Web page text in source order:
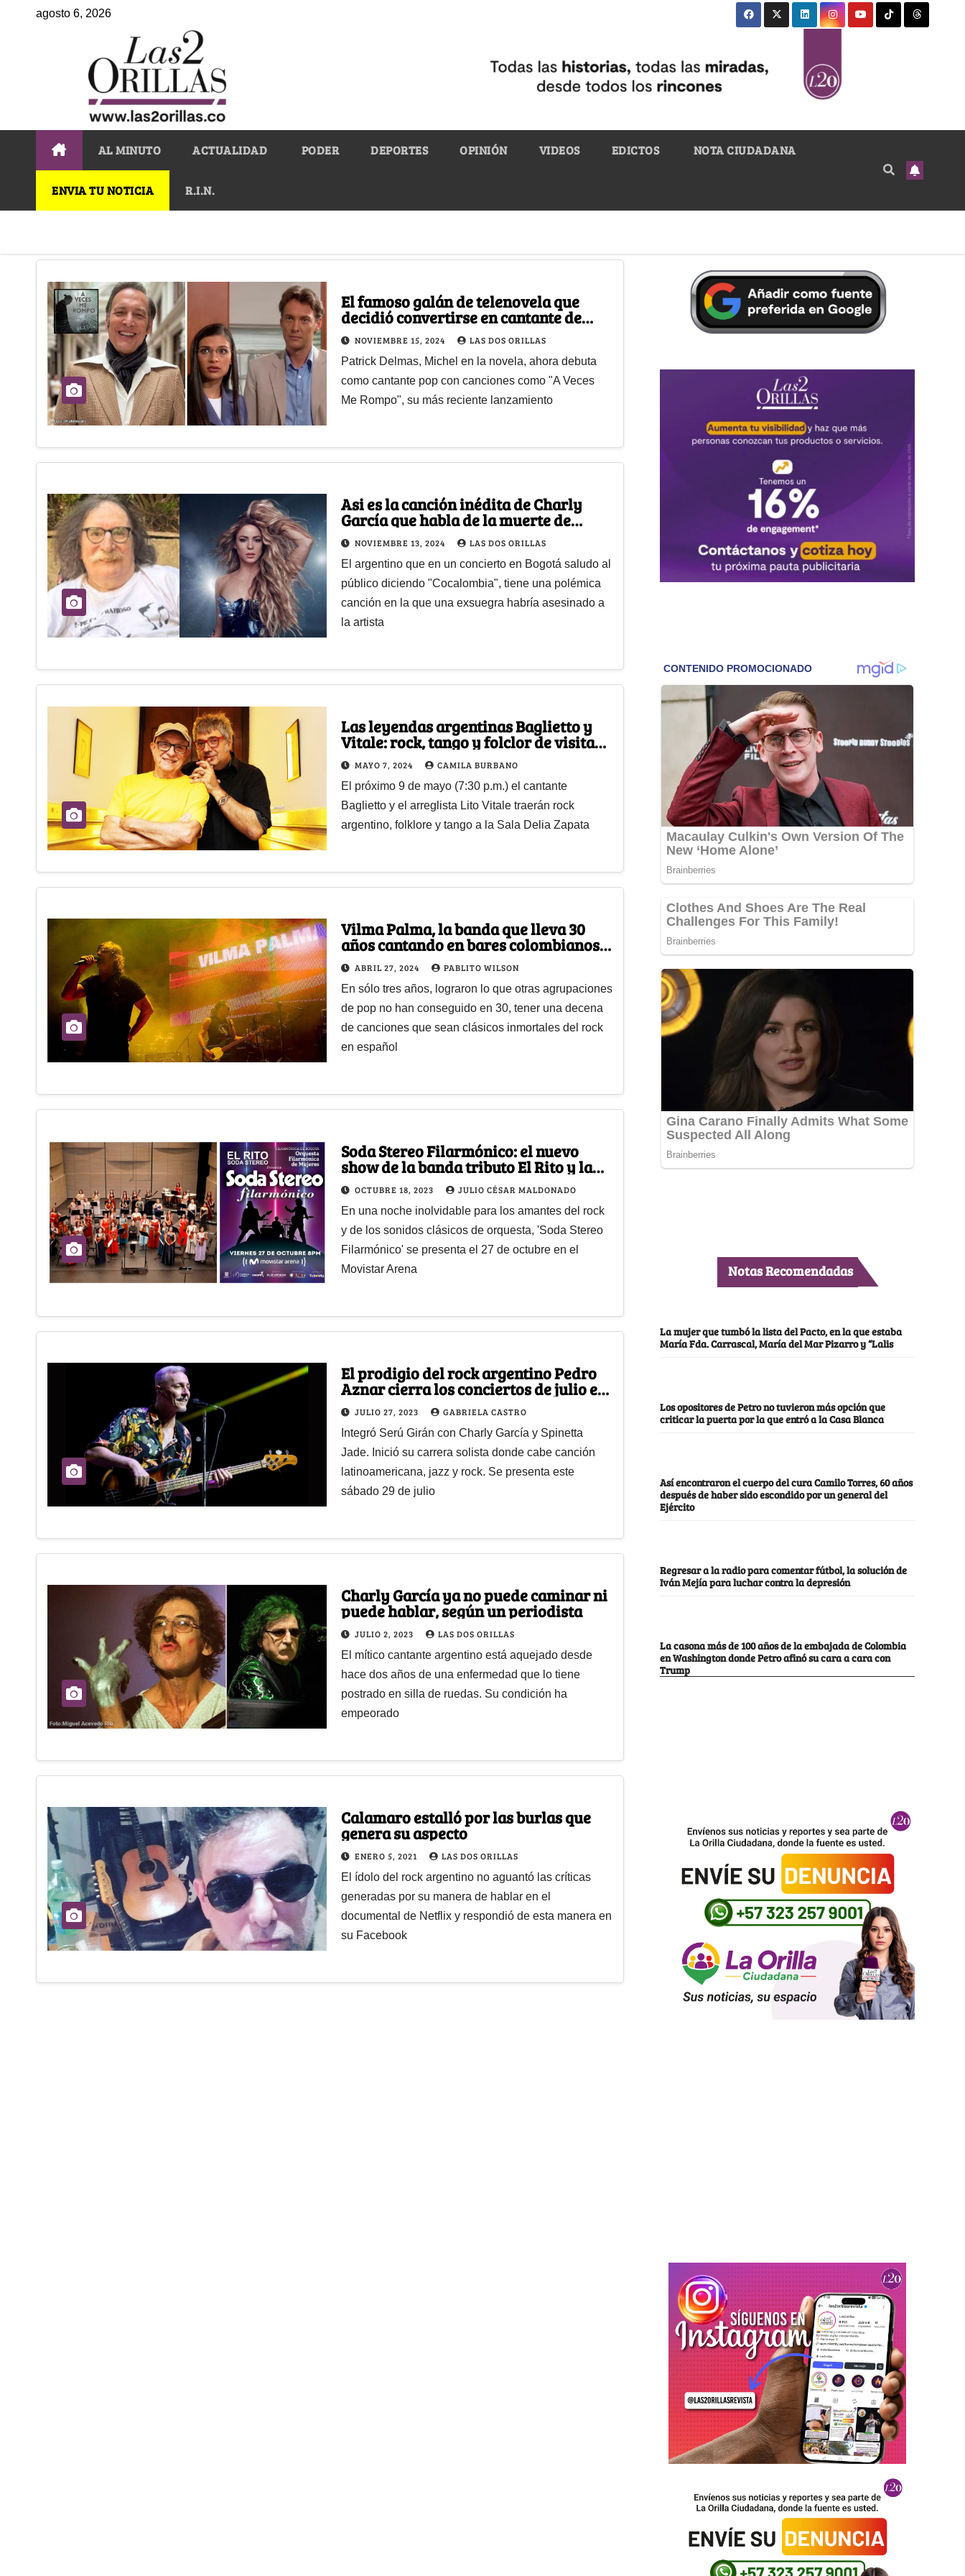
agosto 6, 2026
AL MINUTO ACTUALIDAD PODER DEPORTES OPINIÓN VIDEOS EDICTOS NOTA CIUDADANA
ENVIA TU NOTICIA R.I.N.
El famoso galán de telenovela que
decidió convertirse en cantante de
baladas; actuó en Betty la fea
NOVIEMBRE 15, 2024 LAS DOS ORILLAS
Patrick Delmas, Michel en la novela, ahora debuta
como cantante pop con canciones como "A Veces
Me Rompo", su más reciente lanzamiento
Asi es la canción inédita de Charly
García que habla de la muerte de
Shakira
NOVIEMBRE 13, 2024 LAS DOS ORILLAS
El argentino que en un concierto en Bogotá saludo al
público diciendo "Cocalombia", tiene una polémica
canción en la que una exsuegra habría asesinado a
la artista
Las leyendas argentinas Baglietto y
Vitale: rock, tango y folclor de visita
en el Delia
MAYO 7, 2024 CAMILA BURBANO
El próximo 9 de mayo (7:30 p.m.) el cantante
Baglietto y el arreglista Lito Vitale traerán rock
argentino, folklore y tango a la Sala Delia Zapata
Vilma Palma, la banda que lleva 30
años cantando en bares colombianos y
ahora llenará el Movistar Arena
ABRIL 27, 2024 PABLITO WILSON
En sólo tres años, lograron lo que otras agrupaciones
de pop no han conseguido en 30, tener una decena
de canciones que sean clásicos inmortales del rock
en español
Soda Stereo Filarmónico: el nuevo
show de la banda tributo El Rito y la
Orquesta Filarmónica de Mujeres
OCTUBRE 18, 2023 JULIO CÉSAR MALDONADO
En una noche inolvidable para los amantes del rock
y de los sonidos clásicos de orquesta, 'Soda Stereo
Filarmónico' se presenta el 27 de octubre en el
Movistar Arena
El prodigio del rock argentino Pedro
Aznar cierra los conciertos de julio en
el Teatro Colsubsidio
JULIO 27, 2023 GABRIELA CASTRO
Integró Serú Girán con Charly García y Spinetta
Jade. Inició su carrera solista donde cabe canción
latinoamericana, jazz y rock. Se presenta este
sábado 29 de julio
Charly García ya no puede caminar ni
puede hablar, según un periodista
JULIO 2, 2023 LAS DOS ORILLAS
El mítico cantante argentino está aquejado desde
hace dos años de una enfermedad que lo tiene
postrado en silla de ruedas. Su condición ha
empeorado
Calamaro estalló por las burlas que
genera su aspecto
ENERO 5, 2021 LAS DOS ORILLAS
El ídolo del rock argentino no aguantó las críticas
generadas por su manera de hablar en el
documental de Netflix y respondió de esta manera en
su Facebook
Notas Recomendadas
La mujer que tumbó la lista del Pacto, en la que estaba
María Fda. Carrascal, María del Mar Pizarro y “Lalis
Los opositores de Petro no tuvieron más opción que
criticar la puerta por la que entró a la Casa Blanca
Así encontraron el cuerpo del cura Camilo Torres, 60 años
después de haber sido escondido por un general del
Ejército
Regresar a la radio para comentar fútbol, la solución de
Iván Mejía para luchar contra la depresión
La casona más de 100 años de la embajada de Colombia
en Washington donde Petro afinó su cara a cara con
Trump